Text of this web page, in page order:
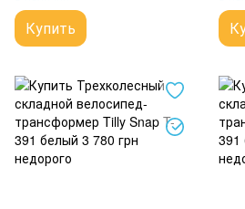
Купить